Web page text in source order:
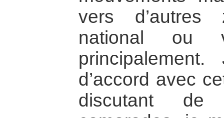
vers d’autres
national ou
d’accord avec
discutant